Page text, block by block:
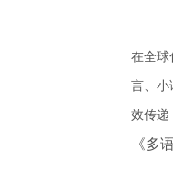
在全球
言、小
效传递
《多